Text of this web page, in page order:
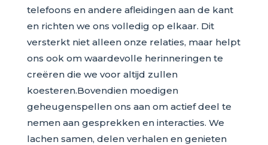
telefoons en andere afleidingen aan de kant
en richten we ons volledig op elkaar. Dit
versterkt niet alleen onze relaties, maar helpt
ons ook om waardevolle herinneringen te
creëren die we voor altijd zullen
koesteren.Bovendien moedigen
geheugenspellen ons aan om actief deel te
nemen aan gesprekken en interacties. We
lachen samen, delen verhalen en genieten